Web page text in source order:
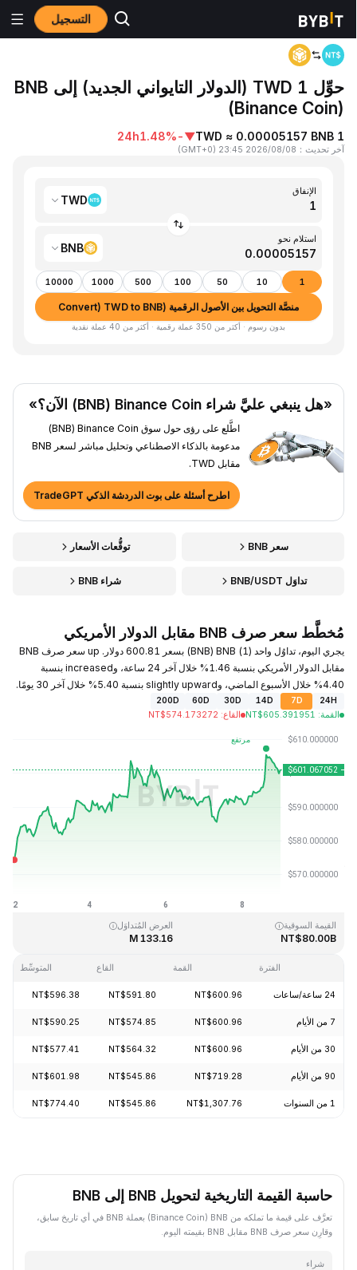
التسجيل المنزٍل TWD to BNB
حوِّل 1 TWD (الدولار التايواني الجديد) إلى BNB
(Binance Coin)
1 TWD ≈ 0.00005157 BNB
▼
-1.48%
24h
آخر تحديث：
2026/08/08 23:45
(
GMT+0
)
الإنفاق
TWD
استلام نحو
BNB
1
10
50
100
500
1000
10000
منصَّة التحويل بين الأصول الرقمية (Convert) TWD to BNB
بدون رسوم · أكثر من 350 عملة رقمية · أكثر من 40 عملة نقدية
«هل ينبغي عليَّ شراء Binance Coin ‏(BNB) الآن؟»
اطَّلع على رؤى حول سوق Binance Coin ‏(BNB)
مدعومة بالذكاء الاصطناعي وتحليل مباشر لسعر BNB
مقابل TWD.
اطرح أسئلة على بوت الدردشة الذكي TradeGPT
سعر BNB توقُّعات الأسعار
تداوَل BNB/USDT شراء BNB
مُخطَّط سعر صرف BNB مقابل الدولار الأمريكي
يجري اليوم، تداوُل واحد (1) BNB ‏(BNB) بسعر 600.81 دولار. up سعر صرف BNB
مقابل الدولار الأمريكي بنسبة 1.46% خلال آخر 24 ساعة، وincreased بنسبة
4.40% خلال الأسبوع الماضي، وslightly upward بنسبة 5.40% خلال آخر 30 يومًا.
24H
7D
14D
30D
60D
200D
القمة:
NT$605.391951 القاع:
NT$574.173272
آخر تحديث: 2026-08-08، 23:45 GMT+0
NT$0.039818
القيمة السوقية
NT$80.00B
العرض المُتداوَل
133.16 M
الفترة القمة القاع المتوسِّط
24 ساعة/ساعات NT$600.96
NT$591.80
NT$596.38
7 من الأيام NT$600.96
NT$574.85
NT$590.25
30 من الأيام NT$600.96
NT$564.32
NT$577.41
90 من الأيام NT$719.28
NT$545.86
NT$601.98
1 من السنوات NT$1,307.76
NT$545.86
NT$774.40
حاسبة القيمة التاريخية لتحويل BNB إلى BNB
تعرَّف على قيمة ما تملكه من BNB ‏(Binance Coin) بعملة BNB في أي تاريخ سابق،
وقارِن سعر صرف BNB مقابل BNB بقيمته اليوم.
شراء